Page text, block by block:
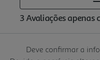
Deve confirmar a